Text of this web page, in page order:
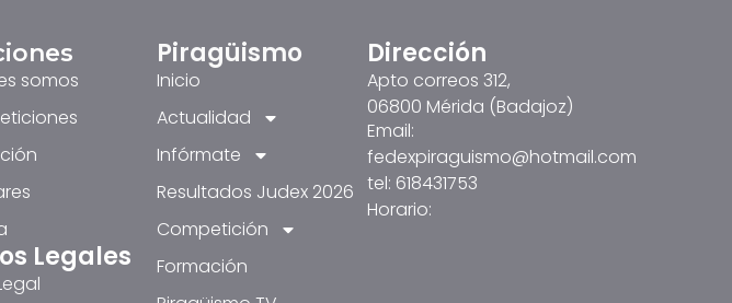
somos
Legales
Piragüismo
Inicio
Actualidad
Infórmate
Resultados Judex 2026
Competición
Formación
Dirección
Apto correos 312,
06800 Mérida (Badajoz)
Email:
fedexpiraguismo@hotmail.com
tel: 618431753
Horario: